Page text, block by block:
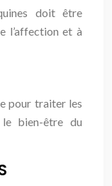
doit être
l’affection et à
pour traiter les
le bien-être du